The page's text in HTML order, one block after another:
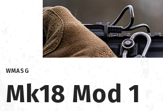
WMASG
Mk18 Mod 1